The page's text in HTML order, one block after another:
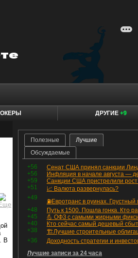
ДРУГИЕ +9
В
Полезные
Лучшие
Обсуждаемые
+56
+56
+59
+51
📈 Валюта развернулась?
+49
+48
+45
+40
+38
+36
Лучшие записи за 24 часа